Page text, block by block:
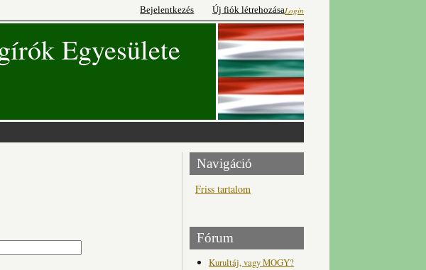
Login
Bejelentkezés Új fiók létrehozása
Egyesülete
Navigáció
Friss tartalom
Fórum
Kurultáj, vagy MOGY?